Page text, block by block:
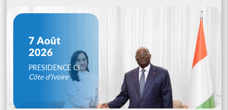
7 Août
2026
PRESIDENCE CI
Côte d'Ivoire